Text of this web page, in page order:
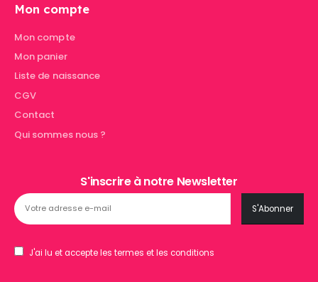
Mon compte
Mon compte
Mon panier
Liste de naissance
CGV
Contact
Qui sommes nous ?
S'inscrire à notre Newsletter
J'ai lu et accepte les termes et les conditions